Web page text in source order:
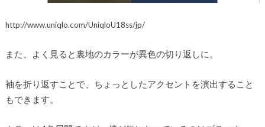
http://www.uniqlo.com/UniqloU18ss/jp/
また、よく見ると裏地のカラーが異色の切り返しに。
袖を折り返すことで、ちょっとしたアクセントを演出すること
もできます。